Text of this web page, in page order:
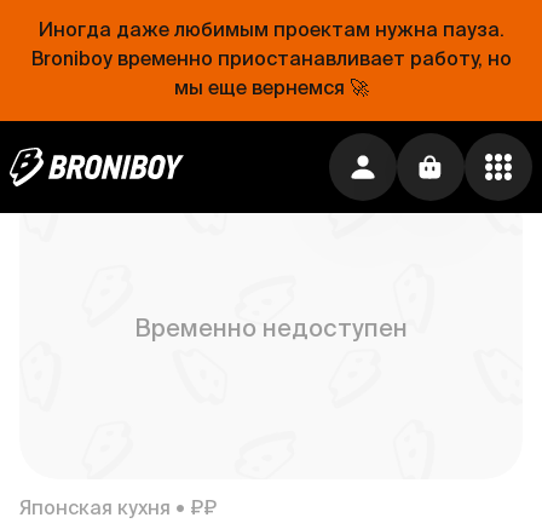
Иногда даже любимым проектам нужна пауза.
Broniboy временно приостанавливает работу, но
мы еще вернемся 🚀
Японская кухня • ₽₽
499 ₽
Временно недоступен
Японская кухня • ₽₽